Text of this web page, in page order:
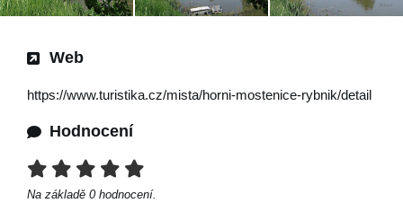
Web
https://www.turistika.cz/mista/horni-mostenice-rybnik/detail
Hodnocení
Na základě 0 hodnocení.